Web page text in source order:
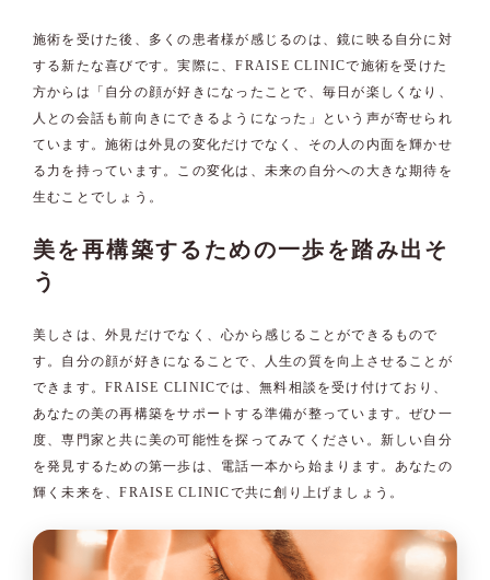
施術を受けた後、多くの患者様が感じるのは、鏡に映る自分に対
する新たな喜びです。実際に、FRAISE CLINICで施術を受けた
方からは「自分の顔が好きになったことで、毎日が楽しくなり、
人との会話も前向きにできるようになった」という声が寄せられ
ています。施術は外見の変化だけでなく、その人の内面を輝かせ
る力を持っています。この変化は、未来の自分への大きな期待を
生むことでしょう。
美を再構築するための一歩を踏み出そ
う
美しさは、外見だけでなく、心から感じることができるもので
す。自分の顔が好きになることで、人生の質を向上させることが
できます。FRAISE CLINICでは、無料相談を受け付けており、
あなたの美の再構築をサポートする準備が整っています。ぜひ一
度、専門家と共に美の可能性を探ってみてください。新しい自分
を発見するための第一歩は、電話一本から始まります。あなたの
輝く未来を、FRAISE CLINICで共に創り上げましょう。